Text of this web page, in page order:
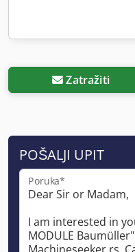
Zatražiti
POŠALJI UPIT
Poruka*